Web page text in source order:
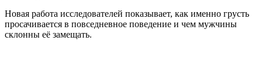
Новая работа исследователей показывает, как именно грусть
просачивается в повседневное поведение и чем мужчины
склонны её замещать.